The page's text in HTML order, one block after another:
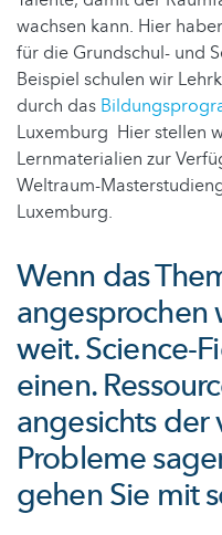
wachsen kann. Hier
für die Grundschul- und
Beispiel schulen wir
durch das
Luxemburg Hier stellen
Lernmaterialien zur
Weltraum-
Luxemburg.
Wenn das
angesprochen
weit. Science-
einen.
angesichts der
Probleme
gehen Sie mit